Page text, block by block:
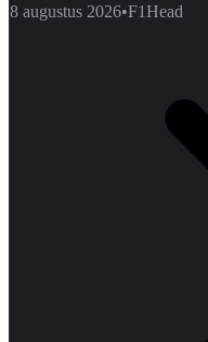
8 augustus 2026•F1Head